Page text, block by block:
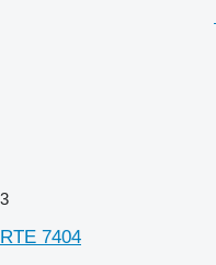
3
RTE 7404